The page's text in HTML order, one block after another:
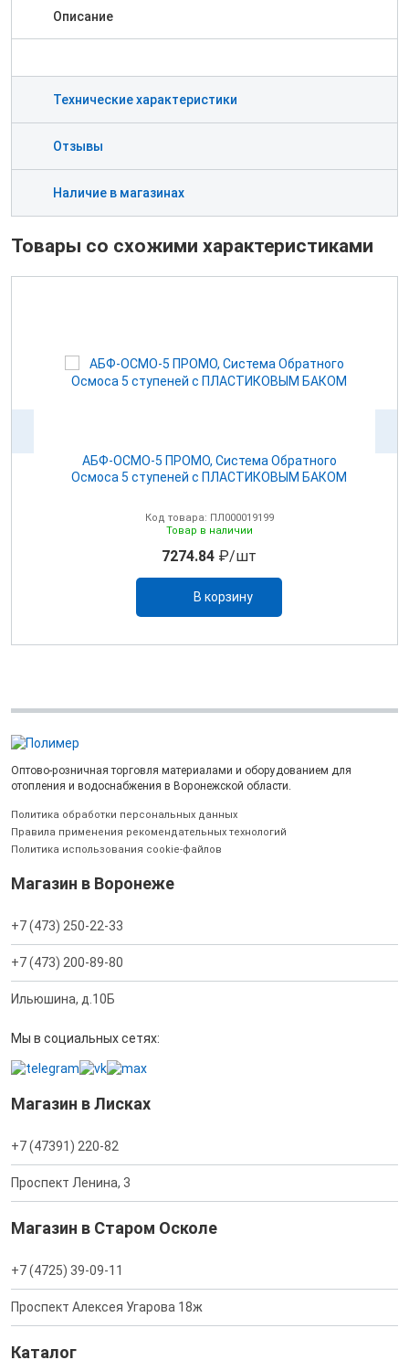
Описание
Технические характеристики
Отзывы
Наличие в магазинах
Товары со схожими характеристиками
АБФ-ОСМО-5 ПРОМО, Система Обратного
Осмоса 5 ступеней с ПЛАСТИКОВЫМ БАКОМ
Код товара: ПЛ000019199
Товар в наличии
7274.84 ₽/шт
В корзину
Оптово-розничная торговля материалами и оборудованием для
отопления и водоснабжения в Воронежской области.
Политика обработки персональных данных
Правила применения рекомендательных технологий
Политика использования cookie-файлов
Магазин в Воронеже
+7 (473) 250-22-33
+7 (473) 200-89-80
Ильюшина, д.10Б
Мы в социальных сетях:
Магазин в Лисках
+7 (47391) 220-82
Проспект Ленина, 3
Магазин в Старом Осколе
+7 (4725) 39-09-11
Проспект Алексея Угарова 18ж
Каталог